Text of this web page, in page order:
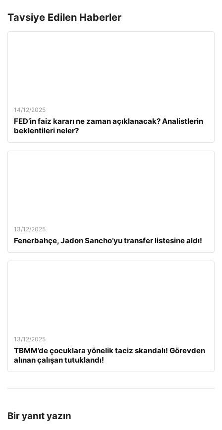
Tavsiye Edilen Haberler
14/12/2025
FED’in faiz kararı ne zaman açıklanacak? Analistlerin
beklentileri neler?
13/12/2025
Fenerbahçe, Jadon Sancho’yu transfer listesine aldı!
13/12/2025
TBMM’de çocuklara yönelik taciz skandalı! Görevden
alınan çalışan tutuklandı!
Bir yanıt yazın